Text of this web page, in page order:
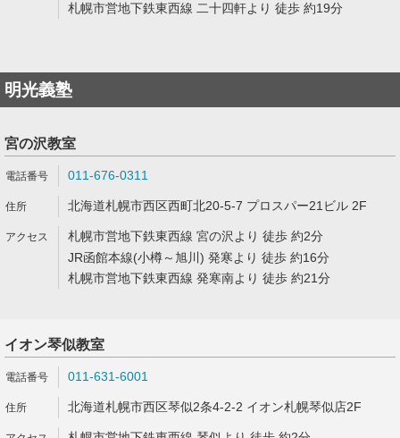
札幌市営地下鉄東西線 二十四軒より 徒歩 約19分
明光義塾
宮の沢教室
011-676-0311
北海道札幌市西区西町北20-5-7 プロスパー21ビル 2F
札幌市営地下鉄東西線 宮の沢より 徒歩 約2分
JR函館本線(小樽～旭川) 発寒より 徒歩 約16分
札幌市営地下鉄東西線 発寒南より 徒歩 約21分
イオン琴似教室
011-631-6001
北海道札幌市西区琴似2条4-2-2 イオン札幌琴似店2F